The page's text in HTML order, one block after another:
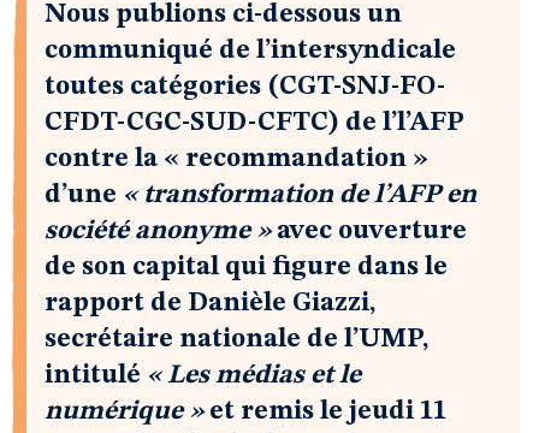
Nous publions ci-dessous un
communiqué de l’intersyndicale
toutes catégories (CGT-SNJ-FO-
CFDT-CGC-SUD-CFTC) de l’l’AFP
contre la « recommandation »
d’une « transformation de l’AFP en
société anonyme »avec ouverture
de son capital qui figure dans le
rapport de Danièle Giazzi,
secrétaire nationale de l’UMP,
intitulé « Les médias et le
numérique »et remis le jeudi 11